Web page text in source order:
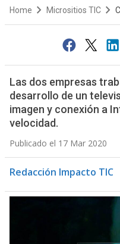
Home Micrositios TIC
Las dos empresas
desarrollo de un
imagen y conexión a
velocidad.
Publicado el 17 Mar 2020
Redacción Impacto TIC